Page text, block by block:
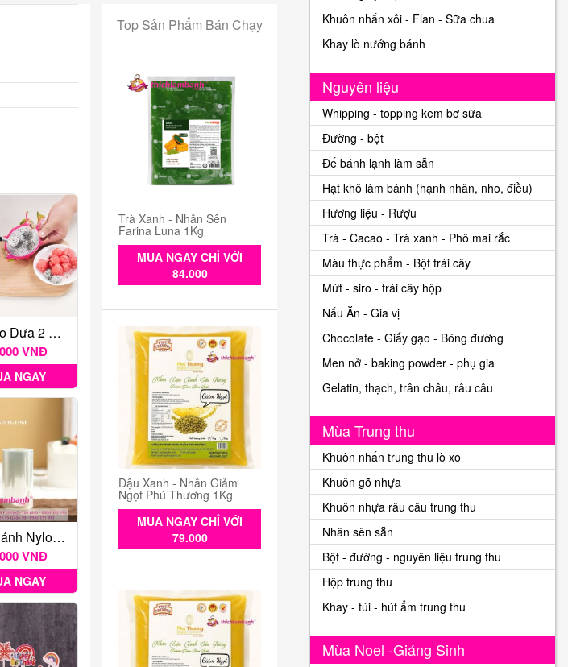
Đồ Nạo Dưa 2 Đầu Tròn
VNĐ
NGAY
Viền Bánh Nylon Cứng Cao 8cm- ( Cuộn Cắt Sẵn 10m)
VNĐ
NGAY
Top Sản Phẩm Bán Chạy
Trà Xanh - Nhân Sên
Farina Luna 1Kg
MUA NGAY CHỈ VỚI
84.000
Đậu Xanh - Nhân Giảm
Ngọt Phú Thương 1Kg
MUA NGAY CHỈ VỚI
79.000
Khuôn nhấn xôi - Flan - Sữa chua
Khay lò nướng bánh
Nguyên liệu
Whipping - topping kem bơ sữa
Đường - bột
Đế bánh lạnh làm sẵn
Hạt khô làm bánh (hạnh nhân, nho, điều)
Hương liệu - Rượu
Trà - Cacao - Trà xanh - Phô mai rắc
Màu thực phẩm - Bột trái cây
Mứt - siro - trái cây hộp
Nấu Ăn - Gia vị
Chocolate - Giấy gạo - Bông đường
Men nở - baking powder - phụ gia
Gelatin, thạch, trân châu, râu câu
Mùa Trung thu
Khuôn nhấn trung thu lò xo
Khuôn gõ nhựa
Khuôn nhựa râu câu trung thu
Nhân sên sẵn
Bột - đường - nguyên liệu trung thu
Hộp trung thu
Khay - túi - hút ẩm trung thu
Mùa Noel -Giáng Sinh